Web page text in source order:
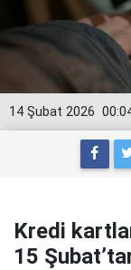
14 Şubat 2026
Kredi
15